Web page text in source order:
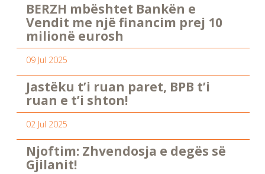
BERZH mbështet Bankën e
Vendit me një financim prej 10
milionë eurosh
09 Jul 2025
Jastëku t’i ruan paret, BPB t’i
ruan e t’i shton!
02 Jul 2025
Njoftim: Zhvendosja e degës së
Gjilanit!